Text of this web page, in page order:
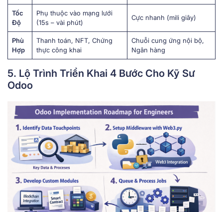
Tốc
Độ
Phụ thuộc vào mạng lưới
(15s – vài phút)
Cực nhanh (mili giây)
Phù
Hợp
Thanh toán, NFT, Chứng
thực công khai
Chuỗi cung ứng nội bộ,
Ngân hàng
5. Lộ Trình Triển Khai 4 Bước Cho Kỹ Sư
Odoo